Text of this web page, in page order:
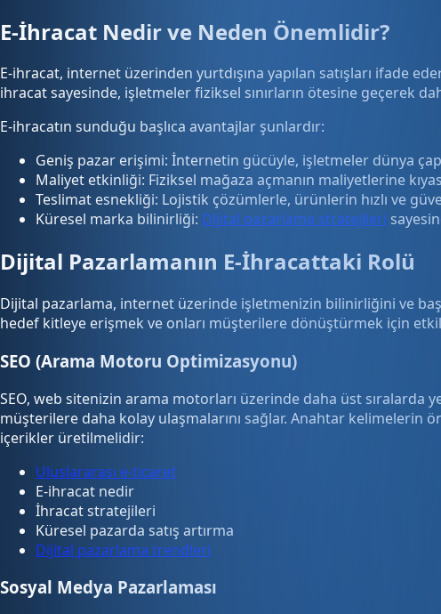
E-İhracat Nedir ve Neden Önemlidir?
E-ihracat, internet üzerinden yurtdışına yapılan satışları ifade
ihracat sayesinde, işletmeler fiziksel sınırların ötesine geçerek
E-ihracatın sunduğu başlıca avantajlar şunlardır:
Geniş pazar erişimi: İnternetin gücüyle, işletmeler dünya
Maliyet etkinliği: Fiziksel mağaza açmanın maliyetlerine
Teslimat esnekliği: Lojistik çözümlerle, ürünlerin hızlı ve
Küresel marka bilinirliği: Dijital pazarlama stratejileri
Dijital Pazarlamanın E-İhracattaki Rolü
Dijital pazarlama, internet üzerinde işletmenizin bilinirliğini ve
hedef kitleye erişmek ve onları müşterilere dönüştürmek için
SEO (Arama Motoru Optimizasyonu)
SEO, web sitenizin arama motorları üzerinde daha üst sıralarda
müşterilere daha kolay ulaşmalarını sağlar. Anahtar kelimelerin
içerikler üretilmelidir:
Uluslararası e-ticaret
E-ihracat nedir
İhracat stratejileri
Küresel pazarda satış artırma
Dijital pazarlama trendleri
Sosyal Medya Pazarlaması